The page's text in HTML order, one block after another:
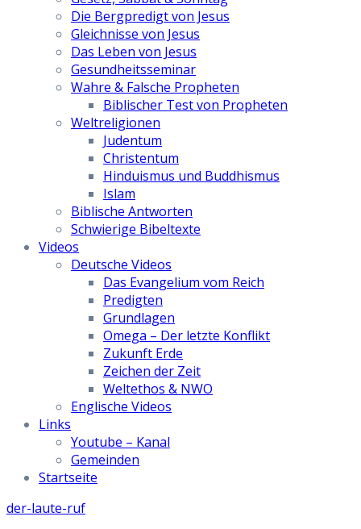
Die Bergpredigt von Jesus
Gleichnisse von Jesus
Das Leben von Jesus
Gesundheitsseminar
Wahre & Falsche Propheten
Biblischer Test von Propheten
Weltreligionen
Judentum
Christentum
Hinduismus und Buddhismus
Islam
Biblische Antworten
Schwierige Bibeltexte
Videos
Deutsche Videos
Das Evangelium vom Reich
Predigten
Grundlagen
Omega – Der letzte Konflikt
Zukunft Erde
Zeichen der Zeit
Weltethos & NWO
Englische Videos
Links
Youtube – Kanal
Gemeinden
Startseite
der-laute-ruf